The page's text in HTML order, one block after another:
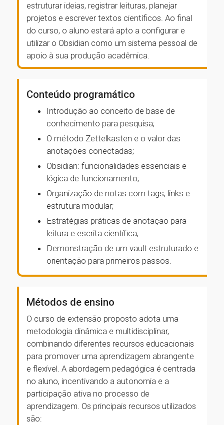
estruturar ideias, registrar leituras, planejar
projetos e escrever textos científicos. Ao final
do curso, o aluno estará apto a configurar e
utilizar o Obsidian como um sistema pessoal de
apoio à sua produção acadêmica.
Conteúdo programático
Introdução ao conceito de base de
conhecimento para pesquisa;
O método Zettelkasten e o valor das
anotações conectadas;
Obsidian: funcionalidades essenciais e
lógica de funcionamento;
Organização de notas com tags, links e
estrutura modular;
Estratégias práticas de anotação para
leitura e escrita científica;
Demonstração de um vault estruturado e
orientação para primeiros passos.
Métodos de ensino
O curso de extensão proposto adota uma
metodologia dinâmica e multidisciplinar,
combinando diferentes recursos educacionais
para promover uma aprendizagem abrangente
e flexível. A abordagem pedagógica é centrada
no aluno, incentivando a autonomia e a
participação ativa no processo de
aprendizagem. Os principais recursos utilizados
são: